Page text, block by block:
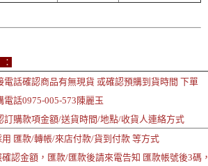
話確認商品有無現貨 或確認預購到貨時間 下單
話0975-005-573陳麗玉
購款項金額/送貨時間/地點/收貨人連絡方式
用 匯款/轉帳/來店付款/貨到付款 等方式
確認金額，匯款/匯款後請來電告知 匯款帳號後3碼